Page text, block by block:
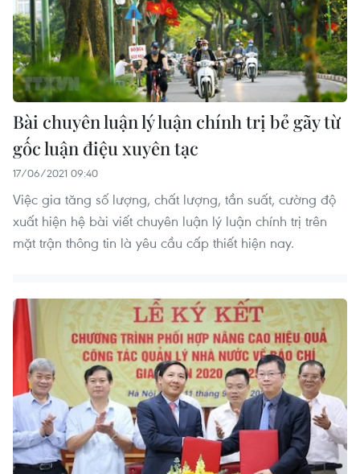
Bài chuyên luận lý luận chính trị bẻ gãy từ
gốc luận điệu xuyên tạc
17/06/2021 09:40
Việc gia tăng số lượng, chất lượng, tần suất, cường độ
xuất hiện hệ bài viết chuyên luận lý luận chính trị trên
mặt trận thông tin là yêu cầu cấp thiết hiện nay.